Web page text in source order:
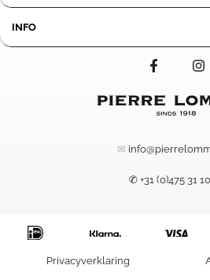
INFO
✉
✆ +31 (0)475 31
Privacyverklaring